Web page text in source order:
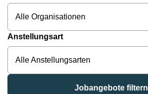
Alle Organisationen
Anstellungsart
Alle Anstellungsarten
Jobangebote filtern